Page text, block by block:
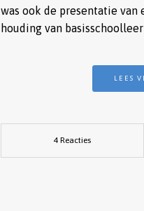
was ook de presentatie van
houding van
LEES
4 Reacties